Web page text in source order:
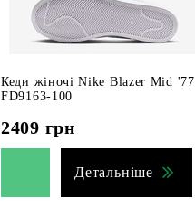
Кеди жіночі Nike Blazer Mid '77
FD9163-100
2409 грн
Детальніше